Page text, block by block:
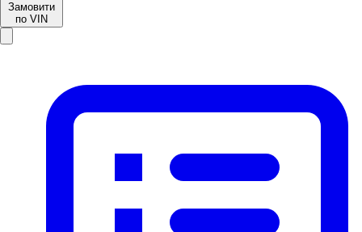
Замовити
по VIN